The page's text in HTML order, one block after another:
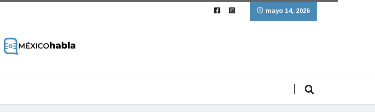
mayo 14, 2026